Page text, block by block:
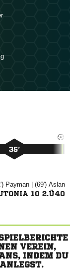
35’
 | (69') 
10 2.Ü40
VEREIN,
INDEM DU